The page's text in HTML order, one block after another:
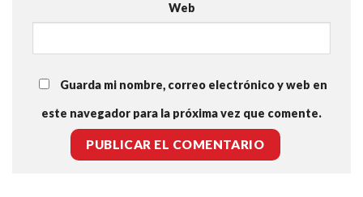
Web
Guarda mi nombre, correo electrónico y web en
este navegador para la próxima vez que comente.